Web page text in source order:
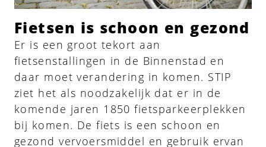
Fietsen is schoon en gezond
Er is een groot tekort aan
fietsenstallingen in de Binnenstad en
daar moet verandering in komen. STIP
ziet het als noodzakelijk dat er in de
komende jaren 1850 fietsparkeerplekken
bij komen. De fiets is een schoon en
gezond vervoersmiddel en gebruik ervan